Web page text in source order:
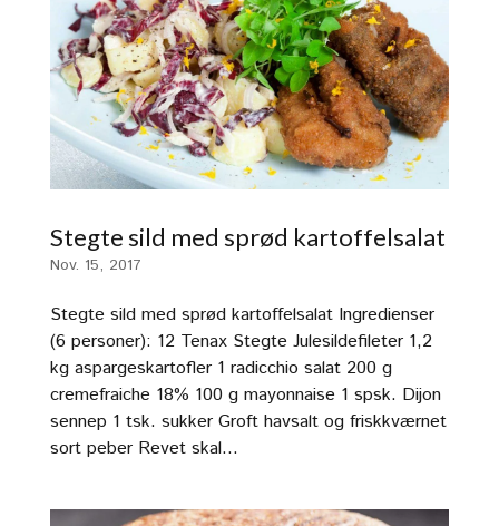
Stegte sild med sprød kartoffelsalat
Nov. 15, 2017
Stegte sild med sprød kartoffelsalat Ingredienser
(6 personer): 12 Tenax Stegte Julesildefileter 1,2
kg aspargeskartofler 1 radicchio salat 200 g
cremefraiche 18% 100 g mayonnaise 1 spsk. Dijon
sennep 1 tsk. sukker Groft havsalt og friskkværnet
sort peber Revet skal...